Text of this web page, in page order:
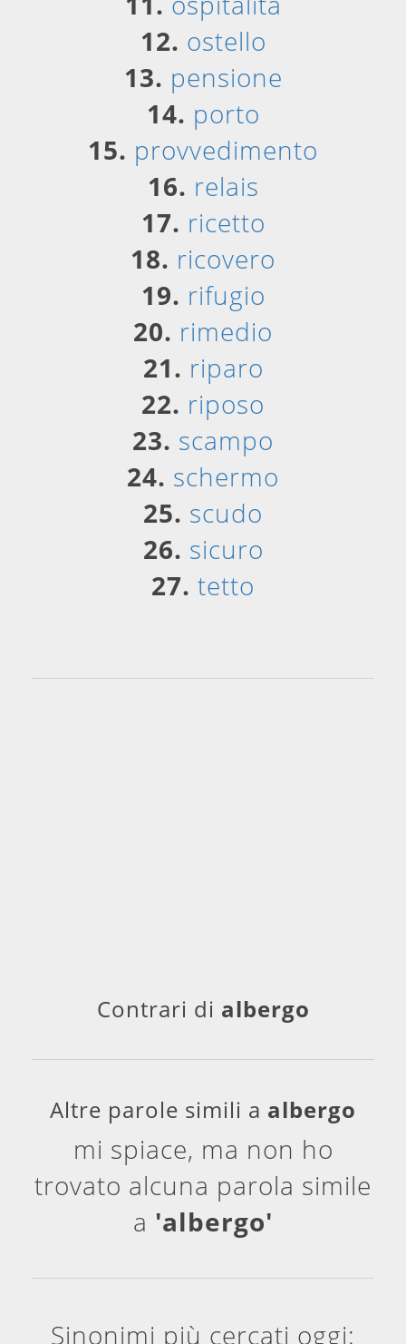
12. ostello
13. pensione
14. porto
15. provvedimento
16. relais
17. ricetto
18. ricovero
19. rifugio
20. rimedio
21. riparo
22. riposo
23. scampo
24. schermo
25. scudo
26. sicuro
27. tetto
Contrari di albergo
Altre parole simili a albergo
mi spiace, ma non ho
trovato alcuna parola simile
a 'albergo'
Sinonimi più cercati oggi: